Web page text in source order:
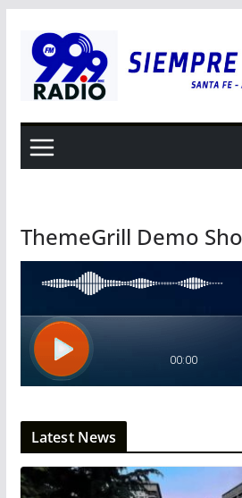
contenido
ThemeGrill Demo
Latest News